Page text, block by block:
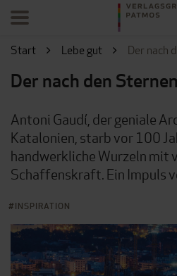
Start Lebe gut Der nach
Der nach den
Antoni Gaudí, der geniale
Katalonien, starb vor 100
handwerkliche Wurzeln mit
Schaffenskraft. Ein Impuls
INSPIRATION